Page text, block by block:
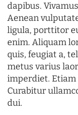
dapibus.
Aenean
ligula, porttitor
enim. Aliquam
quis, feugiat a,
metus varius
imperdiet. Etiam
Curabitur
dui.